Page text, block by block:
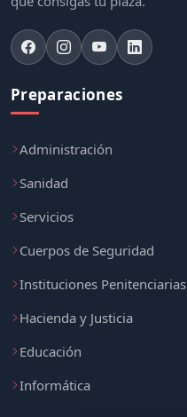
Preparaciones
Administración
Sanidad
Servicios
Cuerpos de Seguridad
Instituciones Penitenciarias
Hacienda y Justicia
Educación
Informática